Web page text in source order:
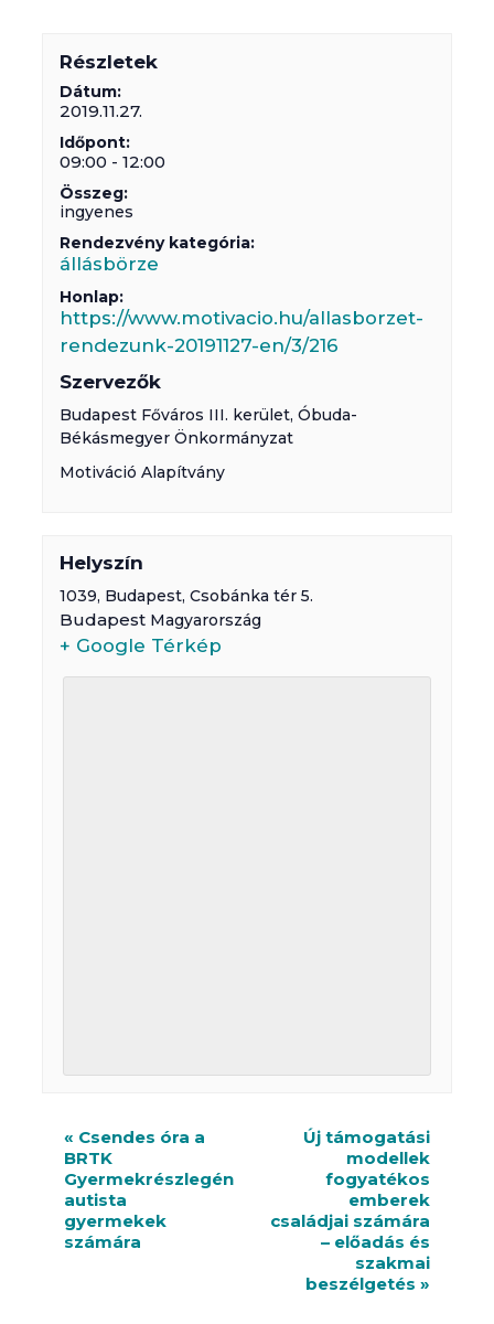
Részletek
Dátum:
2019.11.27.
Időpont:
09:00 - 12:00
Összeg:
ingyenes
Rendezvény kategória:
állásbörze
Honlap:
https://www.motivacio.hu/allasborzet-
rendezunk-20191127-en/3/216
Szervezők
Budapest Főváros III. kerület, Óbuda-
Békásmegyer Önkormányzat
Motiváció Alapítvány
Helyszín
1039, Budapest, Csobánka tér 5.
Budapest Magyarország
+ Google Térkép
« Csendes óra a
BRTK
Gyermekrészlegén
autista
gyermekek
számára
Új támogatási
modellek
fogyatékos
emberek
családjai számára
– előadás és
szakmai
beszélgetés»